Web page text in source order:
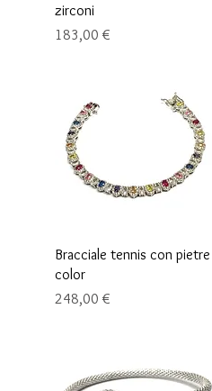
zirconi
Precio
183,00 €
Vista rápida
Bracciale tennis con pietre
color
Precio
248,00 €